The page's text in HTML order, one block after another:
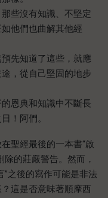
些沒有知識、不堅定
他們也曲解其他經
先知道了這些，就應
，從自己堅固的地步
恩典和知識中不斷長
！阿們。
聖經最後的一本書“啟
的莊嚴警告。然而，
”之後的寫作可能是非法
這是否意味著順摩西